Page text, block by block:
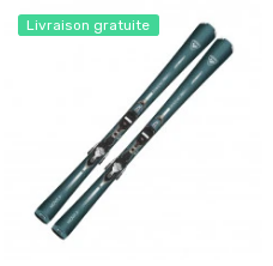
Livraison gratuite